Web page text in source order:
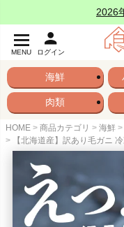
2026
MENU ログイン
海鮮
肉類
HOME 商品カテゴリ 海鮮
【北海道産】訳あり毛ガニ